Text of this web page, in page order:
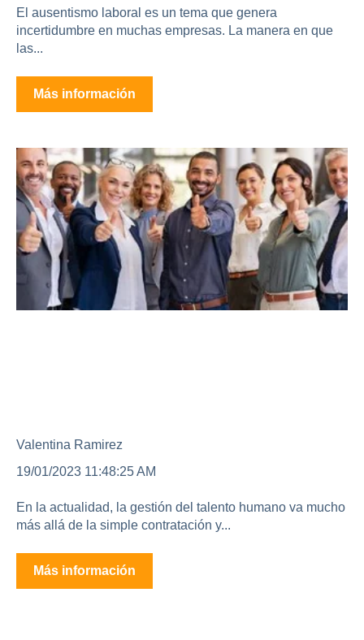
El ausentismo laboral es un tema que genera
incertidumbre en muchas empresas. La manera en que
las...
Más información
Valentina Ramirez
19/01/2023 11:48:25 AM
En la actualidad, la gestión del talento humano va mucho
más allá de la simple contratación y...
Más información